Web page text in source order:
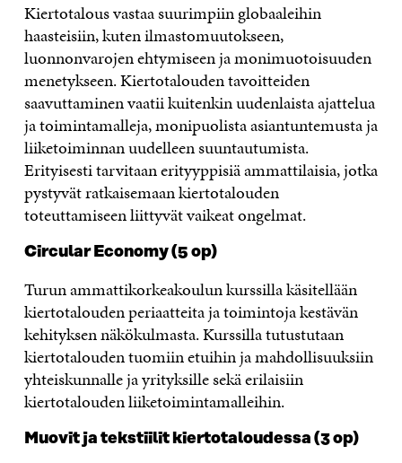
Kiertotalous vastaa suurimpiin globaaleihin
haasteisiin, kuten ilmastomuutokseen,
luonnonvarojen ehtymiseen ja monimuotoisuuden
menetykseen. Kiertotalouden tavoitteiden
saavuttaminen vaatii kuitenkin uudenlaista ajattelua
ja toimintamalleja, monipuolista asiantuntemusta ja
liiketoiminnan uudelleen suuntautumista.
Erityisesti tarvitaan erityyppisiä ammattilaisia, jotka
pystyvät ratkaisemaan kiertotalouden
toteuttamiseen liittyvät vaikeat ongelmat.
Circular Economy (5 op)
Turun ammattikorkeakoulun kurssilla käsitellään
kiertotalouden periaatteita ja toimintoja kestävän
kehityksen näkökulmasta. Kurssilla tutustutaan
kiertotalouden tuomiin etuihin ja mahdollisuuksiin
yhteiskunnalle ja yrityksille sekä erilaisiin
kiertotalouden liiketoimintamalleihin.
Muovit ja tekstiilit kiertotaloudessa (3 op)